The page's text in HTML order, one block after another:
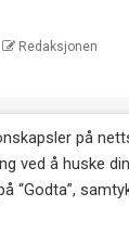
Redaksjonen
Eikernytt.no
Kopiering av
tillatt uten etter
på
ved å huske
“Godta”,